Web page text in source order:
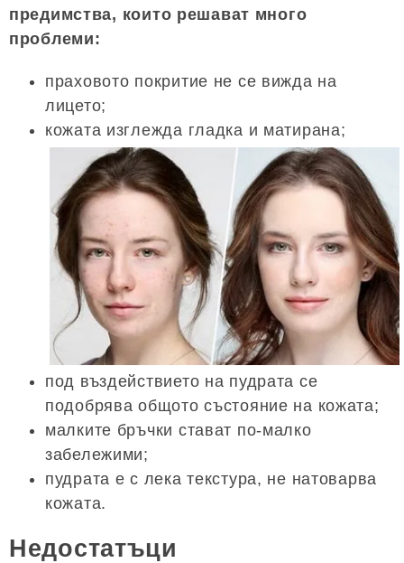
предимства, които решават много
проблеми:
праховото покритие не се вижда на
лицето;
кожата изглежда гладка и матирана;
под въздействието на пудрата се
подобрява общото състояние на кожата;
малките бръчки стават по-малко
забележими;
пудрата е с лека текстура, не натоварва
кожата.
Недостатъци